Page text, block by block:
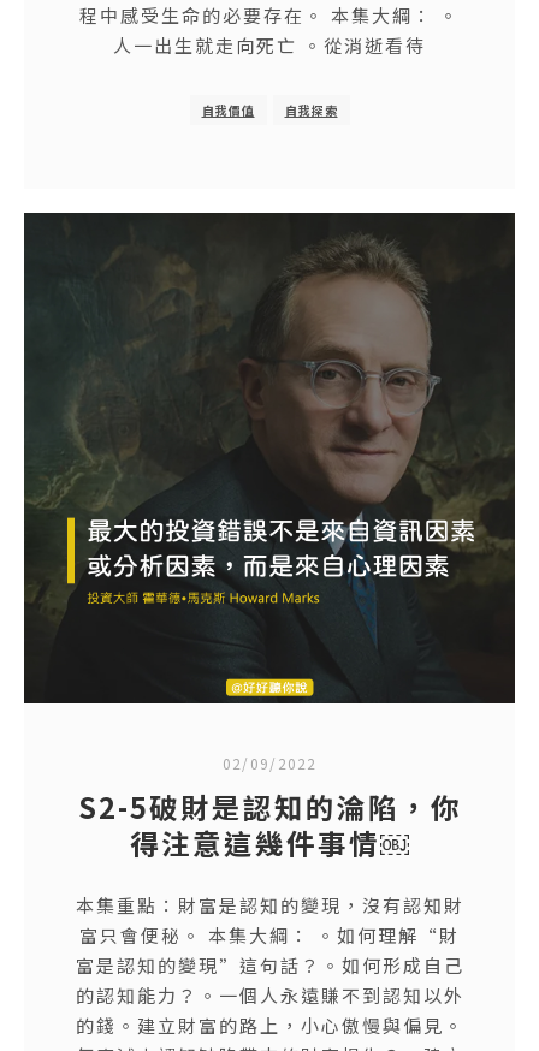
程中感受生命的必要存在。 本集大綱： 。
人一出生就走向死亡 。從消逝看待
自我價值 自我探索
02/09/2022
S2-5破財是認知的淪陷，你
得注意這幾件事情￼
本集重點：財富是認知的變現，沒有認知財
富只會便秘。 本集大綱： 。如何理解“財
富是認知的變現”這句話？。如何形成自己
的認知能力？。一個人永遠賺不到認知以外
的錢。建立財富的路上，小心傲慢與偏見。